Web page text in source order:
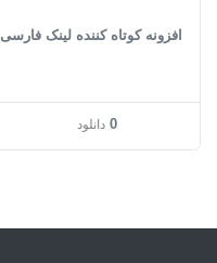
افزونه کوتاه کننده لینک فارسی
0 دانلود